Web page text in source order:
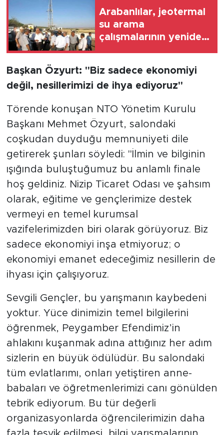
Arabanlılar, jeotermal
su arama
çalışmalarının yeniden
Başkan Özyurt: "Biz sadece ekonomiyi
değil, nesillerimizi de ihya ediyoruz"
Törende konuşan NTO Yönetim Kurulu
Başkanı Mehmet Özyurt, salondaki
coşkudan duyduğu memnuniyeti dile
getirerek şunları söyledi: "İlmin ve bilginin
ışığında buluştuğumuz bu anlamlı finale
hoş geldiniz. Nizip Ticaret Odası ve şahsım
olarak, eğitime ve gençlerimize destek
vermeyi en temel kurumsal
vazifelerimizden biri olarak görüyoruz. Biz
sadece ekonomiyi inşa etmiyoruz; o
ekonomiyi emanet edeceğimiz nesillerin de
ihyası için çalışıyoruz.
Sevgili Gençler, bu yarışmanın kaybedeni
yoktur. Yüce dinimizin temel bilgilerini
öğrenmek, Peygamber Efendimiz’in
ahlakını kuşanmak adına attığınız her adım
sizlerin en büyük ödülüdür. Bu salondaki
tüm evlatlarımı, onları yetiştiren anne-
babaları ve öğretmenlerimizi canı gönülden
tebrik ediyorum. Bu tür değerli
organizasyonlarda öğrencilerimizin daha